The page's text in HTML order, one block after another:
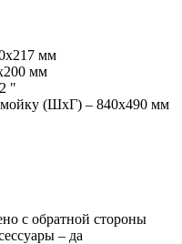
мм
мм
"
мойку (ШхГ) – 840х490 мм
с обратной стороны
– да